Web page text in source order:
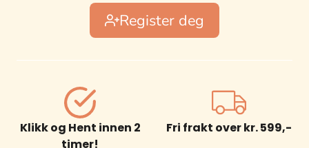
Register deg
Klikk og Hent innen 2
timer!
Fri frakt over kr. 599,-